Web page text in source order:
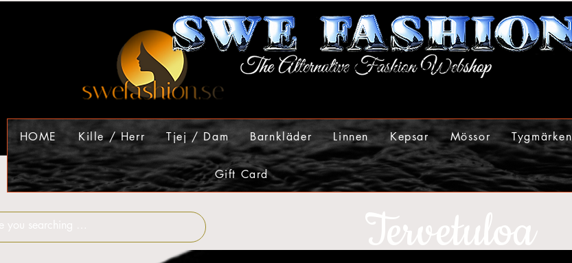
HOME Kille / Herr Tjej / Dam Barnkläder Linnen Kepsar Mössor
Gift Card
Tervetuloa